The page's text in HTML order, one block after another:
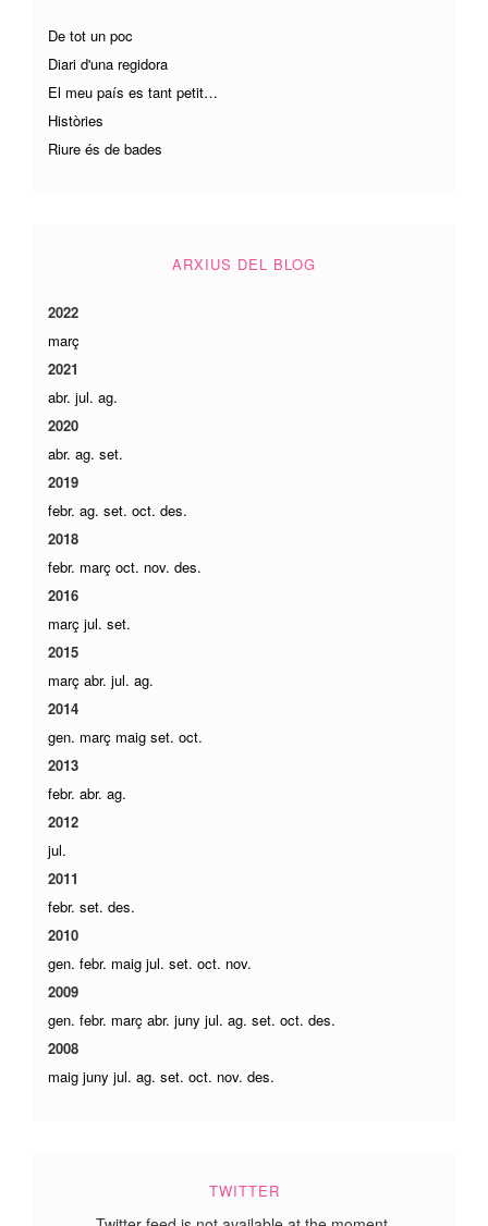
De tot un poc
Diari d'una regidora
El meu país es tant petit…
Històries
Riure és de bades
ARXIUS DEL BLOG
2022
març
2021
abr. jul. ag.
2020
abr. ag. set.
2019
febr. ag. set. oct. des.
2018
febr. març oct. nov. des.
2016
març jul. set.
2015
març abr. jul. ag.
2014
gen. març maig set. oct.
2013
febr. abr. ag.
2012
jul.
2011
febr. set. des.
2010
gen. febr. maig jul. set. oct. nov.
2009
gen. febr. març abr. juny jul. ag. set. oct. des.
2008
maig juny jul. ag. set. oct. nov. des.
TWITTER